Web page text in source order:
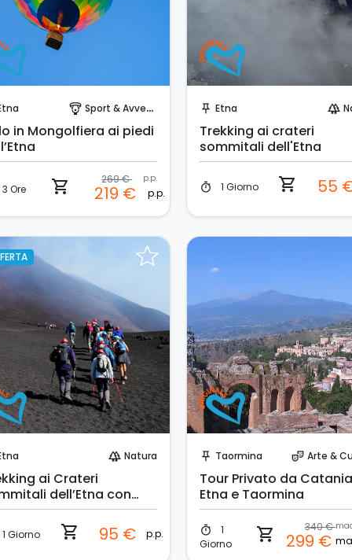
paragliding Sport & Avventura
in Mongolfiera ai piedi
3 Ore shopping_cart 269 € p.p.
219 € p.p.
push_pin Etna forest
Trekking ai crateri
sommitali dell'Etna
timer 1 Giorno shopping_cart 55
forest Natura
ai Crateri
dell’Etna con
up da Catania
1 Giorno shopping_cart 95 € p.p.
push_pin Taormina theater_comedy Arte &
Tour Privato da
Etna e Taormina
timer
1
Giorno
shopping_cart 340 €
299 €